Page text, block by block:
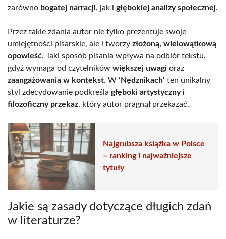
zarówno bogatej narracji, jak i głębokiej analizy społecznej.
Przez takie zdania autor nie tylko prezentuje swoje
umiejętności pisarskie, ale i tworzy złożoną, wielowątkową
opowieść. Taki sposób pisania wpływa na odbiór tekstu,
gdyż wymaga od czytelników większej uwagi oraz
zaangażowania w kontekst. W ’Nędznikach’ ten unikalny
styl zdecydowanie podkreśla głęboki artystyczny i
filozoficzny przekaz, który autor pragnął przekazać.
Najgrubsza książka w Polsce
– ranking i najważniejsze
tytuły
Jakie są zasady dotyczące długich zdań
w literaturze?